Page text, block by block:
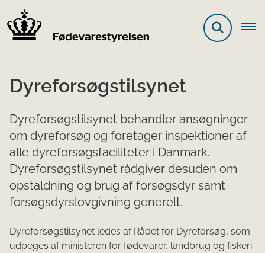
Dyreforsøgstilsynet
Dyreforsøgstilsynet behandler ansøgninger
om dyreforsøg og foretager inspektioner af
alle dyreforsøgsfaciliteter i Danmark.
Dyreforsøgstilsynet rådgiver desuden om
opstaldning og brug af forsøgsdyr samt
forsøgsdyrslovgivning generelt.
Dyreforsøgstilsynet ledes af Rådet for Dyreforsøg, som
udpeges af ministeren for fødevarer, landbrug og fiskeri.